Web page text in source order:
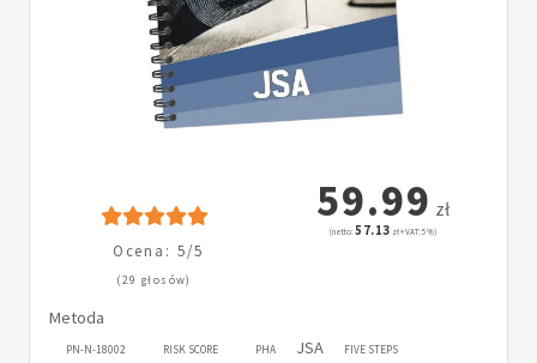
Ocena: 5/5
(29 głosów)
59.99 zł
(netto:57.13 zł + VAT: 5%)
Metoda
PN-N-18002 RISK SCORE PHA JSA FIVE STEPS